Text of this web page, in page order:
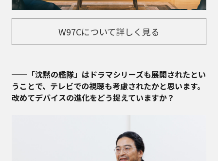
W97Cについて詳しく見る
──「沈黙の艦隊」はドラマシリーズも展開されたとい
うことで、テレビでの視聴も考慮されたかと思います。
改めてデバイスの進化をどう捉えていますか？